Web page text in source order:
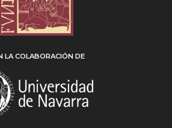
LA COLABORACIÓN DE